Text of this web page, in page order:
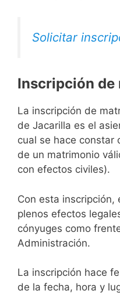
Solicitar
Inscripción de
La inscripción de
de Jacarilla es el
cual se hace constar
de un matrimonio
con efectos civiles).
Con esta inscripción,
plenos efectos
cónyuges como
Administración.
La inscripción hace
de la fecha, hora y